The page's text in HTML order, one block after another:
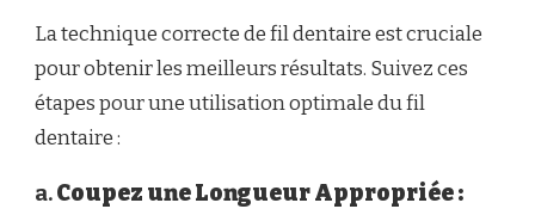
La technique correcte de fil dentaire est cruciale
pour obtenir les meilleurs résultats. Suivez ces
étapes pour une utilisation optimale du fil
dentaire :
a.Coupez une Longueur Appropriée :